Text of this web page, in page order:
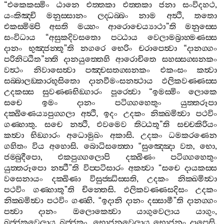
“එකෙකස‍්මිං ඨානෙ එත‍්තකා එත‍්තකා ජනා සංවිදහථ,
යංකිඤ‍්චි
මනුස‍්සානං ලද‍්ධබ‍්බං නාම අත්‍ථි,තතො
එකස‍්මිම‍්පි
අසති මය‍්හං ආරොචෙය්‍යාථා”ති
මනුස‍්සෙ
සංවිධාය “අසුකදිවසතො පට‍්ඨාය
වෙලාමබ්‍රාහ‍්මණස‍්ස
දානං
භුඤ‍්ජන‍්තූ”ති නගරෙ භෙරිං චරාපෙත්‍වා “දානග‍්ගං
පරිනිට‍්ඨිත”න‍්ති දානයුත‍්තෙහි ආරොචිතෙ
සහස‍්සග‍්ඝනකං
වත්‍ථං
නිවාසෙත්‍වා පඤ‍්චසතග‍්ඝනකං එකංසං
කත්‍වා
සබ‍්බාලඞ‍්කාරභූසිතො
දානවීමංසනත්‍ථාය
ඵලිකවණ‍්ණස‍්ස
උදකස‍්ස
සුවණ‍්ණභිඞ‍්ගාරං පූරෙත්‍වා“ඉමස‍්මිං
ලොකෙ
සචෙ
ඉමං දානං පටිග‍්ගහෙතුං
යුත‍්තරූපා
දක‍්ඛිණෙය්‍යපුග‍්ගලා
අත්‍ථි,ඉදං උදකං නික‍්ඛමිත්‍වා
පථවිං
ගණ‍්හාතු. සචෙ නත්‍ථි,එවමෙව තිට‍්ඨතූ”ති
සච‍්චකිරියං
කත්‍වා
භිඞ‍්ගාරං අධොමුඛං අකාසි. උදකං
ධමකරණෙන
ගහිතං විය අහොසි. බොධිසත‍්තො“සුඤ‍්ඤො වත,භො,
ජම‍්බුදීපො,එකපුග‍්ගලොපි දක‍්ඛිණං
පටිග‍්ගහෙතුං
යුත‍්තරූපො නත්‍ථී”ති විප‍්පටිසාරං අකත්‍වා “සචෙ දායකස‍්ස
වසෙනායං
දක‍්ඛිණා විසුජ‍්ඣිස‍්සති,උදකං
නික‍්ඛමිත්‍වා
පථවිං
ගණ‍්හාතූ”ති චින‍්තෙසි. ඵලිකවණ‍්ණසදිසං
උදකං
නික‍්ඛමිත්‍වා පථවිං ගණ‍්හි. “ඉදානි දානං දස‍්සාමී”ති දානග‍්ගං
පත්‍වා
දානං ඔලොකෙත්‍වා යාගුවෙලාය යාගුං,